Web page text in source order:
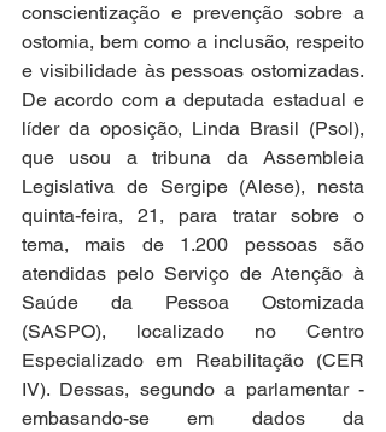
conscientização e prevenção sobre a
ostomia, bem como a inclusão, respeito
e visibilidade às pessoas ostomizadas.
De acordo com a deputada estadual e
líder da oposição, Linda Brasil (Psol),
que usou a tribuna da Assembleia
Legislativa de Sergipe (Alese), nesta
quinta-feira, 21, para tratar sobre o
tema, mais de 1.200 pessoas são
atendidas pelo Serviço de Atenção à
Saúde da Pessoa Ostomizada
(SASPO), localizado no Centro
Especializado em Reabilitação (CER
IV). Dessas, segundo a parlamentar -
embasando-se em dados da